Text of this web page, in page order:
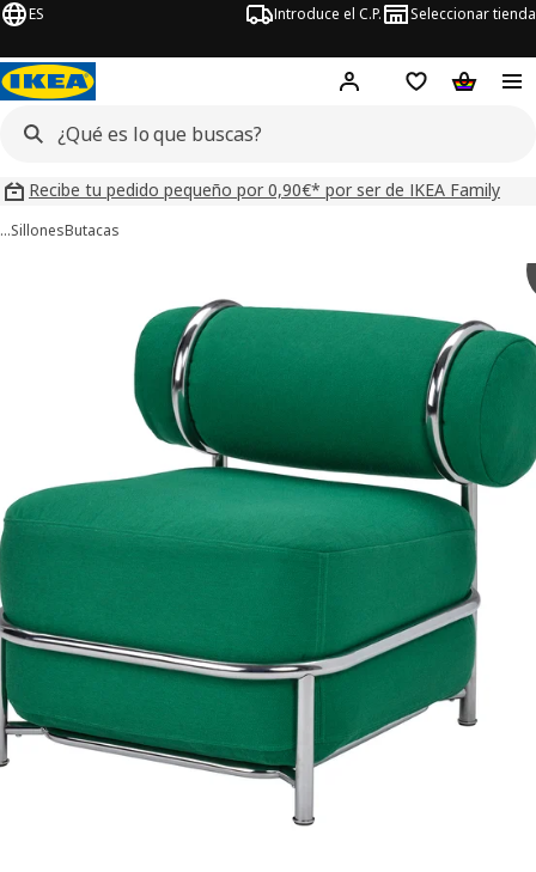
ES Introduce el C.P. Seleccionar tienda
Hej! Iniciar sesión
Lista de deseos
Carrito
Recibe tu pedido pequeño por 0,90€* por ser de IKEA Family
…SillonesButacas